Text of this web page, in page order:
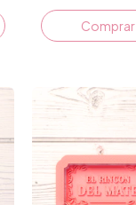
Comprar